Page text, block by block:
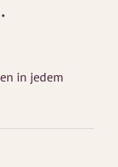
in jedem